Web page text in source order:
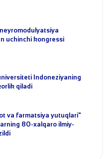
uchinchi kongressi
Indoneziyaning
qiladi
va farmatsiya yutuqlari"
80-xalqaro ilmiy-